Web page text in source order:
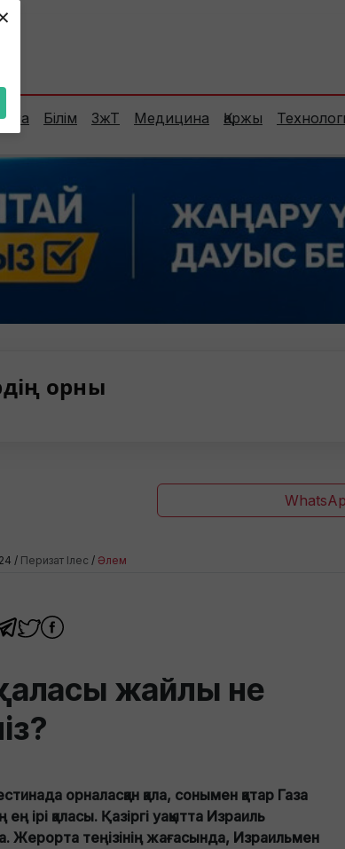
Білім ЗжТ Медицина Қаржы
орны
/ Перизат Ілес / Әлем
жайлы не
орналасқан қала, сонымен қатар Газа
ірі қаласы. Қазіргі уақытта Израиль
Жерорта теңізінің жағасында, Израильмен